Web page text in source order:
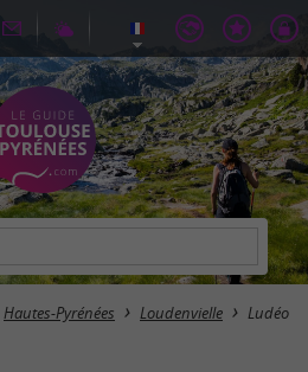
Hautes-Pyrénées Loudenvielle Ludéo